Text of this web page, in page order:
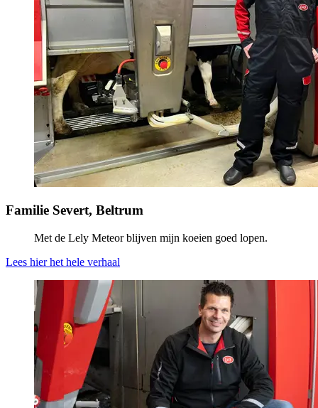
Familie Severt, Beltrum
Met de Lely Meteor blijven mijn koeien goed lopen.
Lees hier het hele verhaal